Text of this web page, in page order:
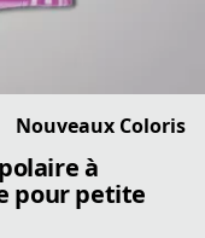
Nouveaux Coloris
à
pour petite